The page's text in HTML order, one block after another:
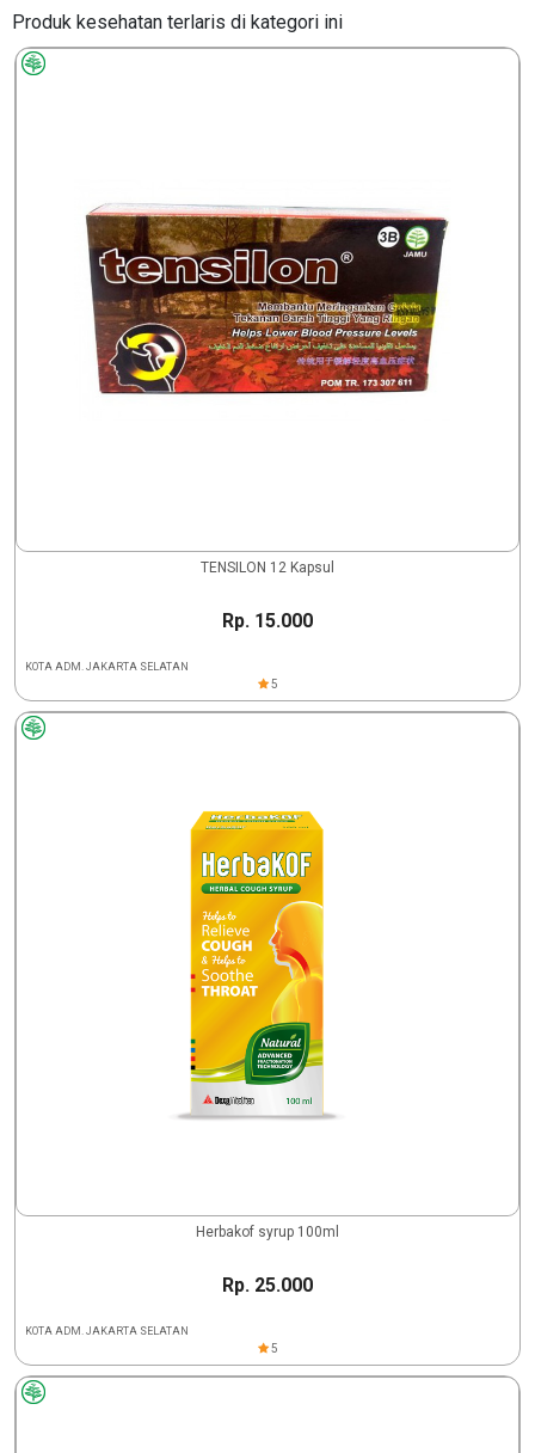
Produk kesehatan terlaris di kategori ini
TENSILON 12 Kapsul
Rp. 15.000
KOTA ADM. JAKARTA SELATAN
5
Herbakof syrup 100ml
Rp. 25.000
KOTA ADM. JAKARTA SELATAN
5